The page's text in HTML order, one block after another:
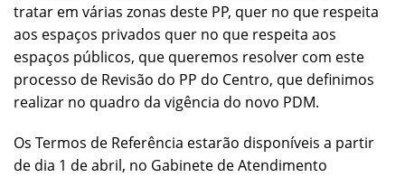
tratar em várias zonas deste PP, quer no que respeita
aos espaços privados quer no que respeita aos
espaços públicos, que queremos resolver com este
processo de Revisão do PP do Centro, que definimos
realizar no quadro da vigência do novo PDM.
Os Termos de Referência estarão disponíveis a partir
de dia 1 de abril, no Gabinete de Atendimento